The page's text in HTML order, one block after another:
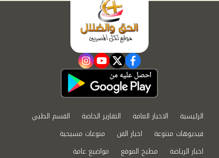
facebook
twitter
youtube
instagram
الرئيسية الاخبار العامة التقارير الخاصة
القسم الطبي
فيديوهات متنوعة
اخبار الفن
منوعات مسيحية
اخبار الرياضة
مطبخ الموقع مواضيع عامة